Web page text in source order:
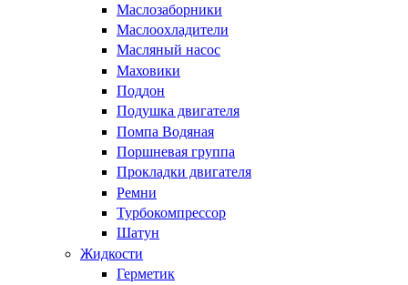
Маслозаборники
Маслоохладители
Масляный насос
Маховики
Поддон
Подушка двигателя
Помпа Водяная
Поршневая группа
Прокладки двигателя
Ремни
Турбокомпрессор
Шатун
Жидкости
Герметик